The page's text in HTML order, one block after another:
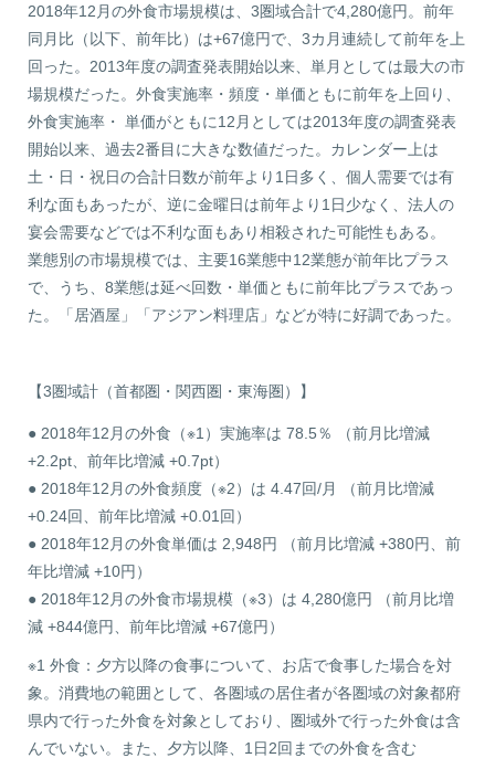
2018年12月の外食市場規模は、3圏域合計で4,280億円。前年
同月比（以下、前年比）は+67億円で、3カ月連続して前年を上
回った。2013年度の調査発表開始以来、単月としては最大の市
場規模だった。外食実施率・頻度・単価ともに前年を上回り、
外食実施率・ 単価がともに12月としては2013年度の調査発表
開始以来、過去2番目に大きな数値だった。カレンダー上は
土・日・祝日の合計日数が前年より1日多く、個人需要では有
利な面もあったが、逆に金曜日は前年より1日少なく、法人の
宴会需要などでは不利な面もあり相殺された可能性もある。
業態別の市場規模では、主要16業態中12業態が前年比プラス
で、うち、8業態は延べ回数・単価ともに前年比プラスであっ
た。「居酒屋」「アジアン料理店」などが特に好調であった。
【3圏域計（首都圏・関西圏・東海圏）】
● 2018年12月の外食（※1）実施率は 78.5％ （前月比増減
+2.2pt、前年比増減 +0.7pt）
● 2018年12月の外食頻度（※2）は 4.47回/月 （前月比増減
+0.24回、前年比増減 +0.01回）
● 2018年12月の外食単価は 2,948円 （前月比増減 +380円、前
年比増減 +10円）
● 2018年12月の外食市場規模（※3）は 4,280億円 （前月比増
減 +844億円、前年比増減 +67億円）
※1 外食：夕方以降の食事について、お店で食事した場合を対
象。消費地の範囲として、各圏域の居住者が各圏域の対象都府
県内で行った外食を対象としており、圏域外で行った外食は含
んでいない。また、夕方以降、1日2回までの外食を含む